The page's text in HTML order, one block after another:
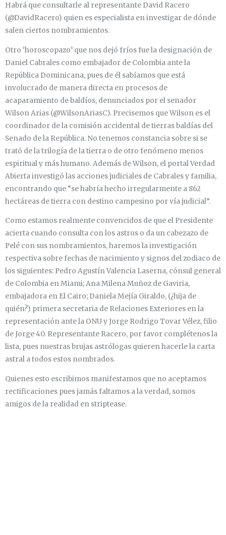
Habrá que consultarle al representante David Racero
(@DavidRacero) quien es especialista en investigar de dónde
salen ciertos nombramientos.
Otro ‘horoscopazo’ que nos dejó fríos fue la designación de
Daniel Cabrales como embajador de Colombia ante la
República Dominicana, pues de él sabíamos que está
involucrado de manera directa en procesos de
acaparamiento de baldíos, denunciados por el senador
Wilson Arias (@WilsonAriasC). Precisemos que Wilson es el
coordinador de la comisión accidental de tierras baldías del
Senado de la República. No tenemos constancia sobre si se
trató de la trilogía de la tierra o de otro fenómeno menos
espiritual y más humano. Además de Wilson, el portal Verdad
Abierta investigó las acciones judiciales de Cabrales y familia,
encontrando que “se habría hecho irregularmente a 862
hectáreas de tierra con destino campesino por vía judicial”.
Como estamos realmente convencidos de que el Presidente
acierta cuando consulta con los astros o da un cabezazo de
Pelé con sus nombramientos, haremos la investigación
respectiva sobre fechas de nacimiento y signos del zodiaco de
los siguientes: Pedro Agustín Valencia Laserna, cónsul general
de Colombia en Miami; Ana Milena Muñoz de Gaviria,
embajadora en El Cairo; Daniela Mejía Giraldo, (¿hija de
quién?) primera secretaria de Relaciones Exteriores en la
representación ante la ONU y Jorge Rodrigo Tovar Vélez, filio
de Jorge 40. Representante Racero, por favor complétenos la
lista, pues nuestras brujas astrólogas quieren hacerle la carta
astral a todos estos nombrados.
Quienes esto escribimos manifestamos que no aceptamos
rectificaciones pues jamás faltamos a la verdad, somos
amigos de la realidad en striptease.